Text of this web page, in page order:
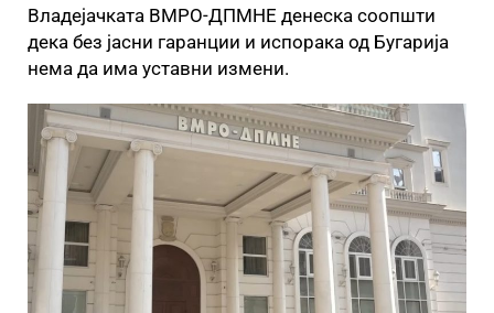
Владејачката ВМРО-ДПМНЕ денеска соопшти
дека без јасни гаранции и испорака од Бугарија
нема да има уставни измени.